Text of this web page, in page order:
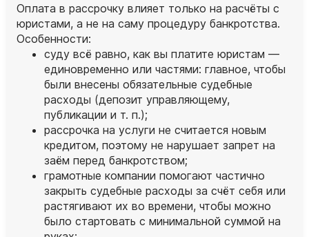
Оплата в рассрочку влияет только на расчёты с
юристами, а не на саму процедуру банкротства.
Особенности:
суду всё равно, как вы платите юристам —
единовременно или частями: главное, чтобы
были внесены обязательные судебные
расходы (депозит управляющему,
публикации и т. п.);
рассрочка на услуги не считается новым
кредитом, поэтому не нарушает запрет на
заём перед банкротством;
грамотные компании помогают частично
закрыть судебные расходы за счёт себя или
растягивают их во времени, чтобы можно
было стартовать с минимальной суммой на